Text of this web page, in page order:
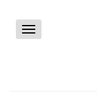
Toggle